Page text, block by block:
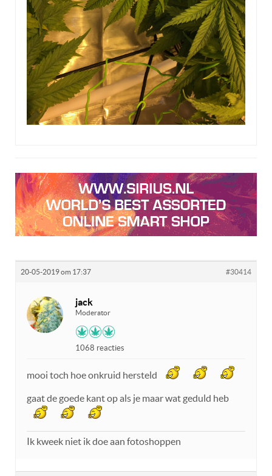
20-05-2019 om 17:37 #30414
jack
Moderator
1068 reacties
mooi toch hoe onkruid hersteld
gaat de goede kant op als je maar wat geduld heb
Ik kweek niet ik doe aan fotoshoppen